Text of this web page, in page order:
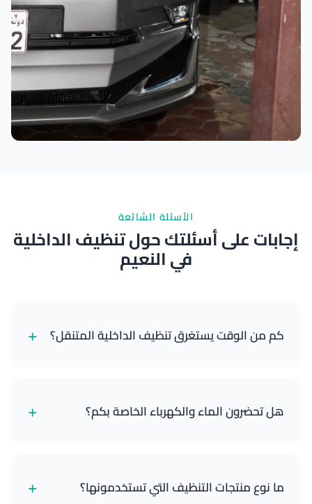
الأسئلة الشائعة
إجابات على أسئلتك حول تنظيف الداخلية
في النعيم
كم من الوقت يستغرق تنظيف الداخلية المتنقل؟ +
هل تحضرون الماء والكهرباء الخاصة بكم؟ +
مكان.
ما نوع منتجات التنظيف التي تستخدمونها؟ +